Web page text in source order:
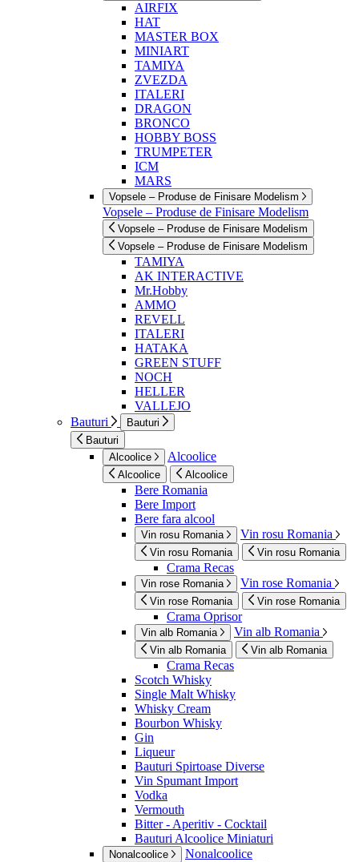
AIRFIX
HAT
MASTER BOX
MINIART
TAMIYA
ZVEZDA
ITALERI
DRAGON
BRONCO
HOBBY BOSS
TRUMPETER
ICM
MARS
Vopsele – Produse de Finisare Modelism
Vopsele – Produse de Finisare Modelism
Vopsele – Produse de Finisare Modelism
Vopsele – Produse de Finisare Modelism
TAMIYA
AK INTERACTIVE
Mr.Hobby
AMMO
REVELL
ITALERI
HATAKA
GREEN STUFF
NOCH
HELLER
VALLEJO
Bauturi
Bauturi
Bauturi
Alcoolice
Alcoolice
Alcoolice Alcoolice
Bere Romania
Bere Import
Bere fara alcool
Vin rosu Romania Vin rosu Romania
Vin rosu Romania Vin rosu Romania
Crama Recas
Vin rose Romania Vin rose Romania
Vin rose Romania Vin rose Romania
Crama Oprisor
Vin alb Romania Vin alb Romania
Vin alb Romania Vin alb Romania
Crama Recas
Scotch Whisky
Single Malt Whisky
Whisky Cream
Bourbon Whisky
Gin
Liqueur
Bauturi Spirtoase Diverse
Vin Spumant Import
Vodka
Vermouth
Bitter - Aperitiv - Cocktail
Bauturi Alcoolice Miniaturi
Nonalcoolice Nonalcoolice